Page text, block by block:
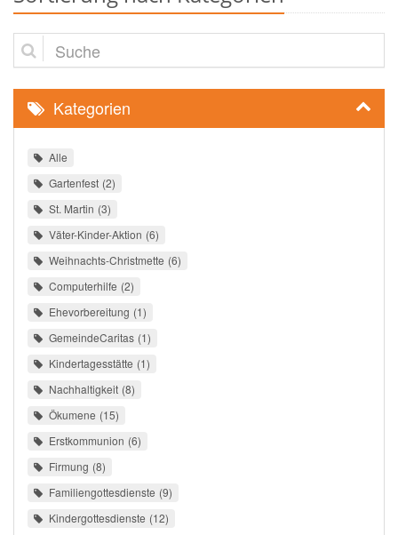
Suche
Kategorien
Alle
Gartenfest 2
St. Martin 3
Väter-Kinder-Aktion 6
Weihnachts-Christmette 6
Computerhilfe 2
Ehevorbereitung 1
GemeindeCaritas 1
Kindertagesstätte 1
Nachhaltigkeit 8
Ökumene 15
Erstkommunion 6
Firmung 8
Familiengottesdienste 9
Kindergottesdienste 12